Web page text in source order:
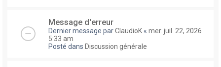
Message d'erreur
Dernier message parClaudioK « mer. juil. 22, 2026
5:33 am
Posté dans Discussion générale